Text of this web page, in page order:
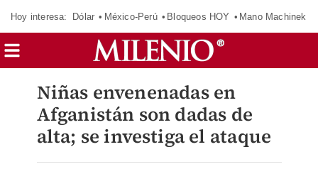
Hoy interesa: Dólar México-Perú Bloqueos HOY Mano Machinek
Niñas envenenadas en
Afganistán son dadas de
alta; se investiga el ataque